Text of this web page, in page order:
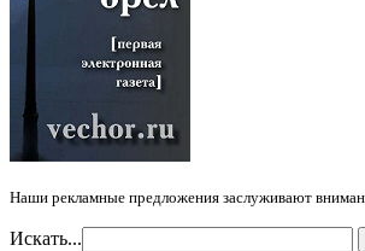
Наши рекламные предложения заслуживают
Искать...